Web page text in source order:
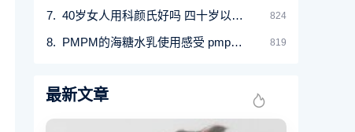
40岁女人用科颜氏好吗 四十岁以上女人适合用的 824
PMPM的海糖水乳使用感受 pmpm属于什么档次 819
最新文章